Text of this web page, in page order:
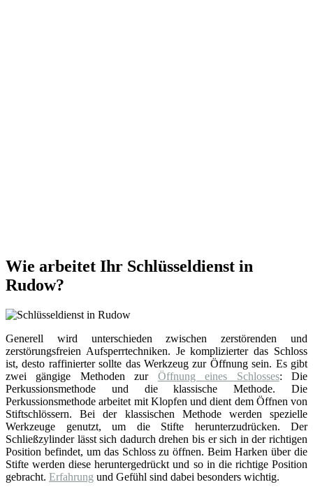
Wie arbeitet Ihr Schlüsseldienst in
Rudow?
Generell wird unterschieden zwischen zerstörenden und
zerstörungsfreien Aufsperrtechniken. Je komplizierter das Schloss
ist, desto raffinierter sollte das Werkzeug zur Öffnung sein. Es gibt
zwei gängige Methoden zur Öffnung eines Schlosses: Die
Perkussionsmethode und die klassische Methode. Die
Perkussionsmethode arbeitet mit Klopfen und dient dem Öffnen von
Stiftschlössern. Bei der klassischen Methode werden spezielle
Werkzeuge genutzt, um die Stifte herunterzudrücken. Der
Schließzylinder lässt sich dadurch drehen bis er sich in der richtigen
Position befindet, um das Schloss zu öffnen. Beim Harken über die
Stifte werden diese heruntergedrückt und so in die richtige Position
gebracht. Erfahrung und Gefühl sind dabei besonders wichtig.